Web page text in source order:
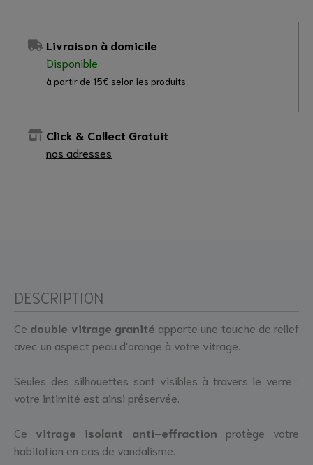
Livraison à domicile
Disponible
à partir de 15€ selon les produits
Click & Collect Gratuit
nos adresses
DESCRIPTION
Ce double vitrage granité apporte une touche de relief
avec un aspect peau d'orange à votre vitrage.
Seules des silhouettes sont visibles à travers le verre :
votre intimité est ainsi préservée.
Ce vitrage isolant anti-effraction protège votre
habitation en cas de vandalisme.